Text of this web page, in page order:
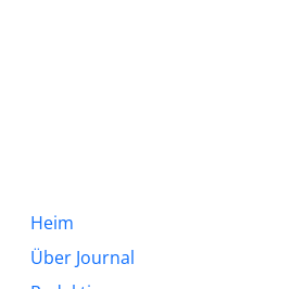
Heim
Über Journal